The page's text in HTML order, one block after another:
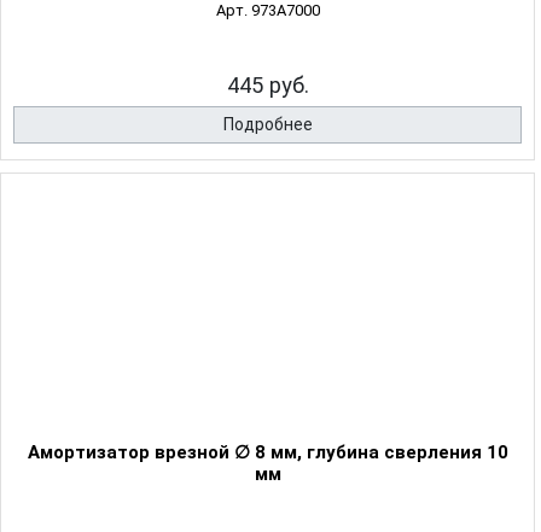
Арт. 973A7000
445 руб.
Подробнее
Амортизатор врезной ∅ 8 мм, глубина сверления 10
мм